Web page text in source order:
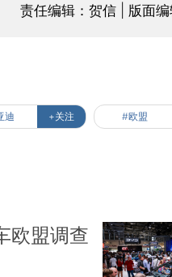
责任编辑：贺信 | 版面
迪 +关注 #欧盟
欧盟调查